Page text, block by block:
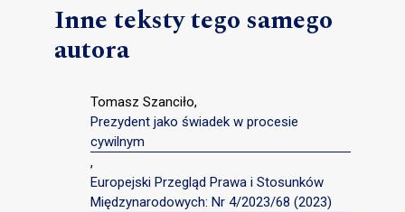
Inne teksty tego samego
autora
Tomasz Szanciło,
Prezydent jako świadek w procesie
cywilnym
,
Europejski Przegląd Prawa i Stosunków
Międzynarodowych: Nr 4/2023/68 (2023)